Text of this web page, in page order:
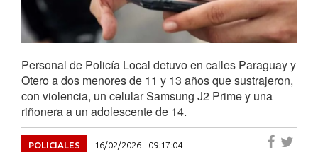
Personal de Policía Local detuvo en calles Paraguay y
Otero a dos menores de 11 y 13 años que sustrajeron,
con violencia, un celular Samsung J2 Prime y una
riñonera a un adolescente de 14.
POLICIALES 16/02/2026 - 09:17:04